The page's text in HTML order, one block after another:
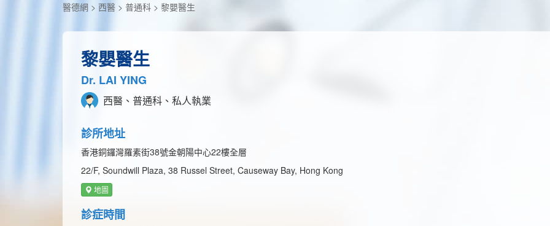
醫德網 西醫 普通科 黎嬰醫生
黎嬰醫生
Dr. LAI YING
西醫、普通科、私人執業
診所地址
香港銅鑼灣羅素街38號金朝陽中心22樓全層
22/F, Soundwill Plaza, 38 Russel Street, Causeway Bay, Hong Kong
地圖
診症時間